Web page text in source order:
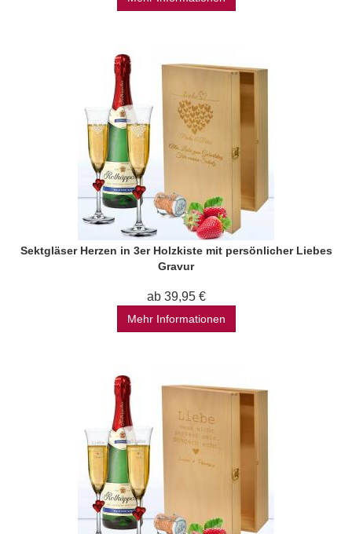
Sektgläser Herzen in 3er Holzkiste mit persönlicher Liebes
Gravur
ab 39,95 €
Mehr Informationen